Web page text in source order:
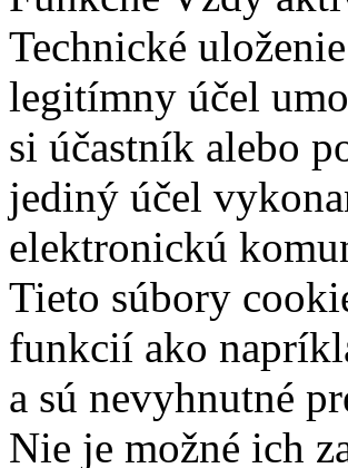
Technické
legitímny účel
si účastník alebo
jediný účel
elektronickú
Tieto súbory
funkcií ako
a sú nevyhnutné
Nie je možné ich